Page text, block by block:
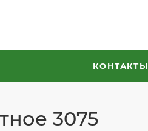
КОНТАКТЫ
3075